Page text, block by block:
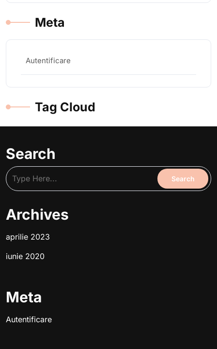
Meta
Autentificare
Tag Cloud
Search
Archives
aprilie 2023
iunie 2020
Meta
Autentificare